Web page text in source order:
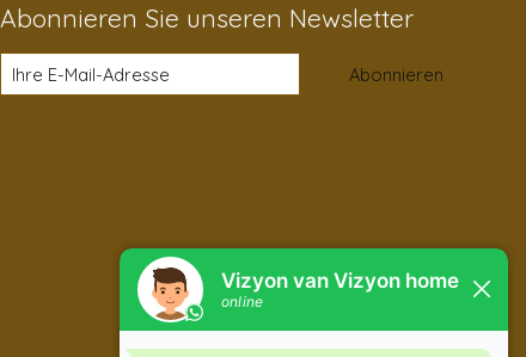
Abonnieren Sie unseren Newsletter
Abonnieren